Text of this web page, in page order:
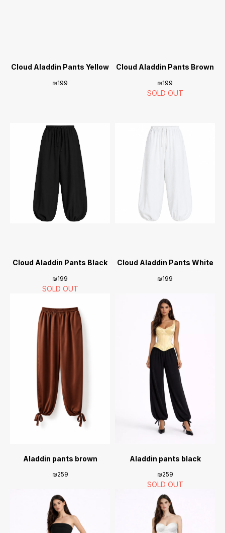
Cloud Aladdin Pants Yellow
₪199
Cloud Aladdin Pants Brown
₪199
Cloud Aladdin Pants Black
₪199
Cloud Aladdin Pants White
₪199
Aladdin pants brown
₪259
Aladdin pants black
₪259